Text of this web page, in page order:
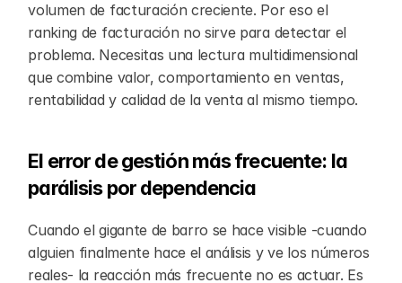
volumen de facturación creciente. Por eso el
ranking de facturación no sirve para detectar el
problema. Necesitas una lectura multidimensional
que combine valor, comportamiento en ventas,
rentabilidad y calidad de la venta al mismo tiempo.
El error de gestión más frecuente: la
parálisis por dependencia
Cuando el gigante de barro se hace visible -cuando
alguien finalmente hace el análisis y ve los números
reales- la reacción más frecuente no es actuar. Es